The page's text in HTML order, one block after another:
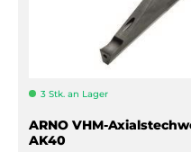
3 Stk. an Lager
ARNO VHM-
AK40